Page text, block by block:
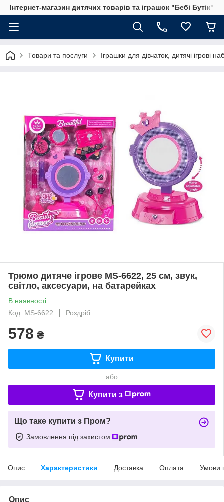
Інтернет-магазин дитячих товарів та іграшок "Бебі Бутік"
Товари та послуги Іграшки для дівчаток, дитячі ігрові
Трюмо дитяче ігрове MS-6622, 25 см, звук,
світло, аксесуари, на батарейках
В наявності
Код: MS-6622
Роздріб
578 ₴
Купити
або
Купити з
Що таке купити з Пром?
Замовлення під захистом
Опис Характеристики Доставка Оплата Умови
Опис